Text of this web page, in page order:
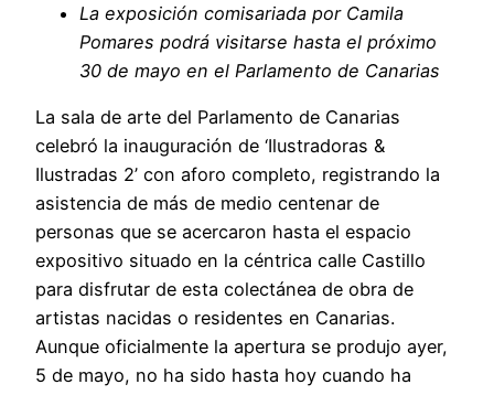
La exposición comisariada por Camila
Pomares podrá visitarse hasta el próximo
30 de mayo en el Parlamento de Canarias
La sala de arte del Parlamento de Canarias
celebró la inauguración de ‘Ilustradoras &
Ilustradas 2’ con aforo completo, registrando la
asistencia de más de medio centenar de
personas que se acercaron hasta el espacio
expositivo situado en la céntrica calle Castillo
para disfrutar de esta colectánea de obra de
artistas nacidas o residentes en Canarias.
Aunque oficialmente la apertura se produjo ayer,
5 de mayo, no ha sido hasta hoy cuando ha